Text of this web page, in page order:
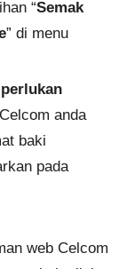
“Semak
” di menu
anda
baki
pada
web Celcom